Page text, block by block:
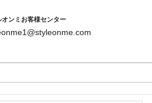
オンミお客様センター